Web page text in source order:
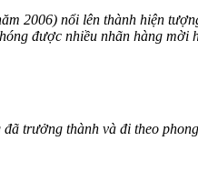
2006) nổi lên thành hiện
được nhiều nhãn hàng
trưởng thành và đi theo